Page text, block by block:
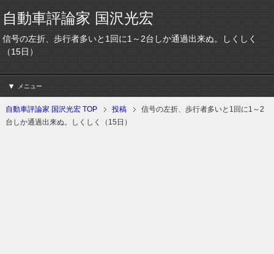
自動車評論家 国沢光宏
信号の左折、歩行者多いと1回に1～2台しか通過出来ぬ。しくしく
（15日）
メニュー
自動車評論家 国沢光宏 TOP 投稿
信号の左折、歩行者多いと1回に1～2
台しか通過出来ぬ。しくしく（15日）